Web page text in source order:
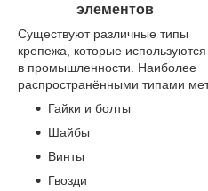
элементов
Существуют различные типы
крепежа, которые используются
в промышленности. Наиболее
распространёнными типами
Гайки и болты
Шайбы
Винты
Гвозди